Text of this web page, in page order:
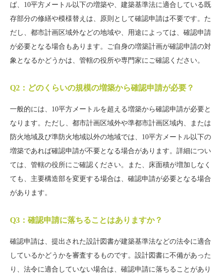
ば、10平方メートル以下の増築や、建築基準法に適合している既
存部分の修繕や模様替えは、原則として確認申請は不要です。た
だし、都市計画区域外などの地域や、用途によっては、確認申請
が必要となる場合もあります。ご自身の増築計画が確認申請の対
象となるかどうかは、管轄の役所や専門家にご確認ください。
Q2：どのくらいの規模の増築から確認申請が必要？
一般的には、10平方メートルを超える増築から確認申請が必要と
なります。ただし、都市計画区域外や準都市計画区域内、または
防火地域及び準防火地域以外の地域では、10平方メートル以下の
増築であれば確認申請が不要となる場合があります。詳細につい
ては、管轄の役所にご確認ください。また、床面積が増加しなく
ても、主要構造部を変更する場合は、確認申請が必要となる場合
があります。
Q3：確認申請に落ちることはありますか？
確認申請は、提出された設計図書が建築基準法などの法令に適合
しているかどうかを審査するものです。設計図書に不備があった
り、法令に適合していない場合は、確認申請に落ちることがあり